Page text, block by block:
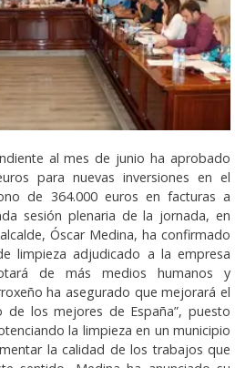
al mes de junio ha aprobado
para nuevas inversiones en el
de 364.000 euros en facturas a
sesión plenaria de la jornada, en
Óscar Medina, ha confirmado
limpieza adjudicado a la empresa
de más medios humanos y
ha asegurado que mejorará el
de los mejores de España”, puesto
la limpieza en un municipio
la calidad de los trabajos que